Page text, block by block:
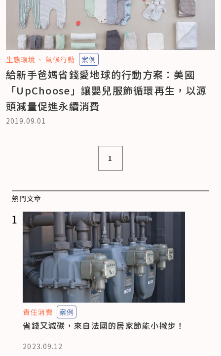
生態環境 氣候行動 案例
給新手爸媽省錢愛地球的行動方案：美國
「UpChoose」讓嬰兒服飾循環再生，以源
頭減量促進永續消費
2019.09.01
1
熱門文章
1
責任消費 案例
省錢又減碳，來自法國的居家節能小撇步！
2023.09.12